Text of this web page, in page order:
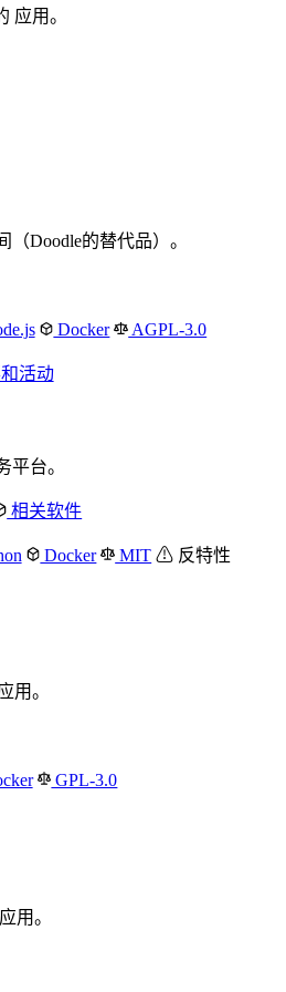
应用。
Doodle的替代品）。
Docker AGPL-3.0
活动
平台。
相关软件
Docker MIT ⚠ 反特性
用。
GPL-3.0
用。